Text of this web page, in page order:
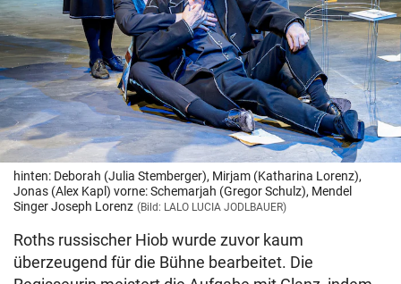
hinten: Deborah (Julia Stemberger), Mirjam (Katharina Lorenz),
Jonas (Alex Kapl) vorne: Schemarjah (Gregor Schulz), Mendel
Singer Joseph Lorenz (Bild: LALO LUCIA JODLBAUER)
Roths russischer Hiob wurde zuvor kaum
überzeugend für die Bühne bearbeitet. Die